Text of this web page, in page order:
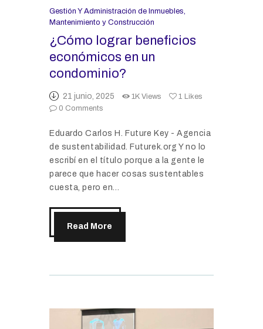
Gestión Y Administración de Inmuebles
Mantenimiento y Construcción
¿Cómo lograr beneficios
económicos en un
condominio?
21 junio, 2025 1K Views 1 Likes
0 Comments
Eduardo Carlos H. Future Key - Agencia
de sustentabilidad. Futurek.org Y no lo
escribí en el título porque a la gente le
parece que hacer cosas sustentables
cuesta, pero en…
Read More